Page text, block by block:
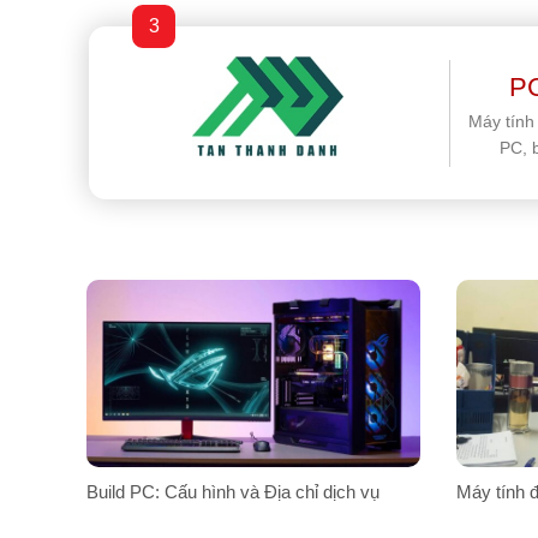
3
Máy
PC,
Build PC: Cấu hình và Địa chỉ dịch vụ Máy tính